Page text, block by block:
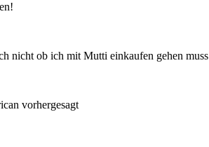
aber ich weiß noch nicht ob ich mit Mutti einkaufen gehen muss
vorhergesagt